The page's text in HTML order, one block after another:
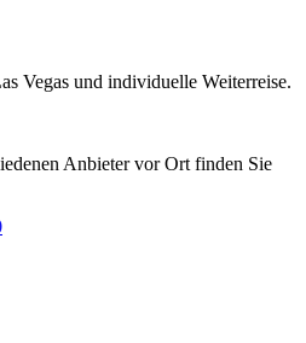
Vegas und individuelle Weiterreise.
Anbieter vor Ort finden Sie